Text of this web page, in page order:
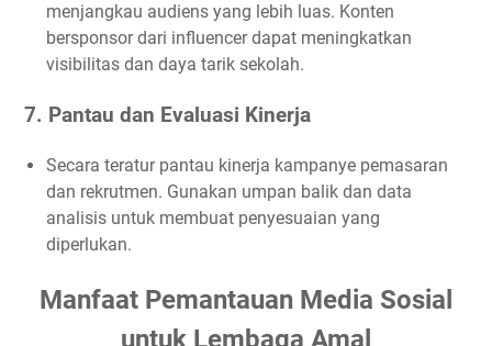
menjangkau audiens yang lebih luas. Konten
bersponsor dari influencer dapat meningkatkan
visibilitas dan daya tarik sekolah.
7. Pantau dan Evaluasi Kinerja
Secara teratur pantau kinerja kampanye pemasaran
dan rekrutmen. Gunakan umpan balik dan data
analisis untuk membuat penyesuaian yang
diperlukan.
Manfaat Pemantauan Media Sosial
untuk Lembaga Amal